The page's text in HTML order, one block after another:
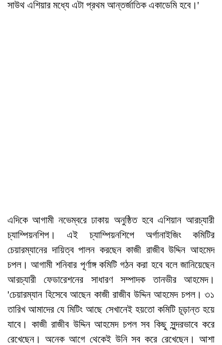
সাউথ এশিয়ার মধ্যে এটা প্রথম আন্তর্জাতিক একাডেমি হবে।'
এদিকে আগামী নভেম্বরে ঢাকায় অনুষ্ঠিত হবে এশিয়ান আরচ্যারী
চ্যাম্পিয়নশিপ। এই চ্যাম্পিয়নশিপে অর্গানাইজিং কমিটির
চেয়ারম্যানের দায়িত্ব পালন করছেন কাজী রাজীব উদ্দিন আহমেদ
চপল। আগামী শনিবার পূর্ণাঙ্গ কমিটি গঠন করা হবে বলে জানিয়েছেন
আরচ্যারী ফেডারেশনের সাধারণ সম্পাদক তানভীর আহমেদ।
'চেয়ারম্যান হিসেবে আছেন কাজী রাজীব উদ্দিন আহমেদ চপল। ৩১
তারিখ আমাদের যে মিটিং আছে সেখানেই হয়তো কমিটি চূড়ান্ত হয়ে
যাবে। কাজী রাজীব উদ্দিন আহমেদ চপল সব কিছু সুন্দরভাবে করে
রেখেছেন। অনেক আগে থেকেই উনি সব করে রেখেছেন। আশা